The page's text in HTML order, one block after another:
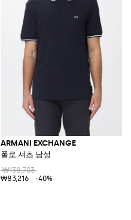
ARMANI EXCHANGE
폴로 셔츠 남성
₩138,703
₩83,216
-40%